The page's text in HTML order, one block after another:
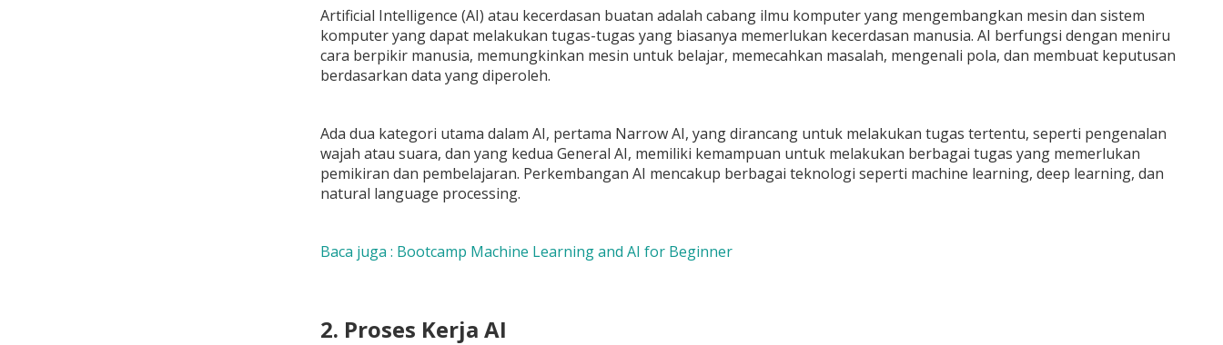
Artificial Intelligence (AI) atau kecerdasan buatan adalah cabang ilmu komputer yang mengembangkan mesin dan sistem
komputer yang dapat melakukan tugas-tugas yang biasanya memerlukan kecerdasan manusia. AI berfungsi dengan meniru
cara berpikir manusia, memungkinkan mesin untuk belajar, memecahkan masalah, mengenali pola, dan membuat keputusan
berdasarkan data yang diperoleh.
Ada dua kategori utama dalam AI, pertama Narrow AI, yang dirancang untuk melakukan tugas tertentu, seperti pengenalan
wajah atau suara, dan yang kedua General AI, memiliki kemampuan untuk melakukan berbagai tugas yang memerlukan
pemikiran dan pembelajaran. Perkembangan AI mencakup berbagai teknologi seperti machine learning, deep learning, dan
natural language processing.
Baca juga : Bootcamp Machine Learning and AI for Beginner
2. Proses Kerja AI